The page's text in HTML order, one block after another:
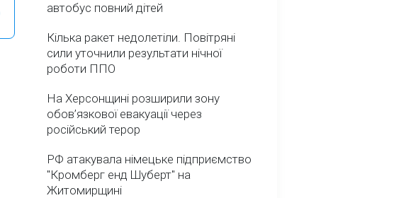
автобус повний дітей
Кілька ракет недолетіли. Повітряні
сили уточнили результати нічної
роботи ППО
На Херсонщині розширили зону
обов’язкової евакуації через
російський терор
РФ атакувала німецьке підприємство
"Кромберг енд Шуберт" на
Житомирщині